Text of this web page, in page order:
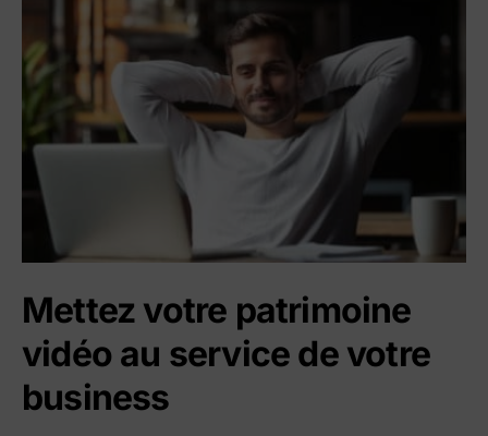
Mettez votre patrimoine
vidéo au service de votre
business